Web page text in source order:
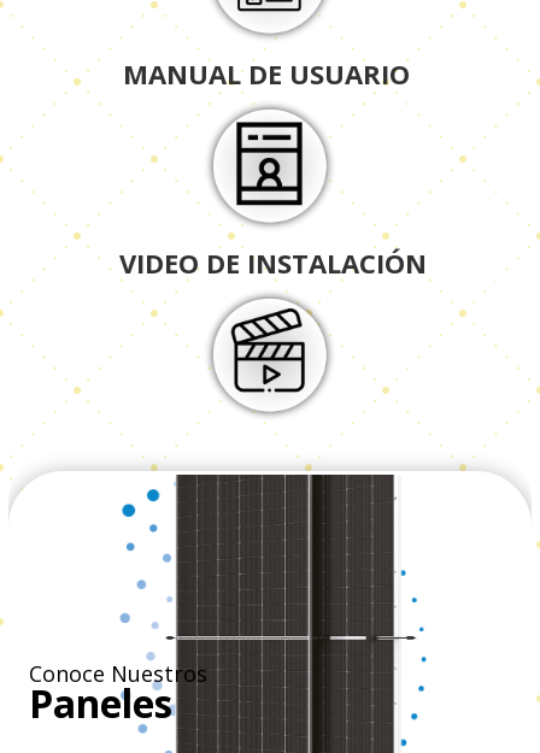
MANUAL DE USUARIO
VIDEO DE INSTALACIÓN
Conoce Nuestros
Paneles